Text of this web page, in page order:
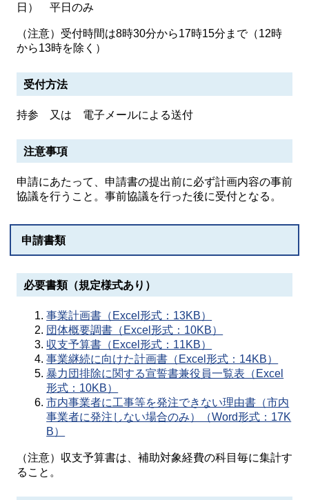
日） 平日のみ
（注意）受付時間は8時30分から17時15分まで（12時
から13時を除く）
受付方法
持参 又は 電子メールによる送付
注意事項
申請にあたって、申請書の提出前に必ず計画内容の事前
協議を行うこと。事前協議を行った後に受付となる。
申請書類
必要書類（規定様式あり）
事業計画書（Excel形式：13KB）
団体概要調書（Excel形式：10KB）
収支予算書（Excel形式：11KB）
事業継続に向けた計画書（Excel形式：14KB）
暴力団排除に関する宣誓書兼役員一覧表（Excel
形式：10KB）
市内事業者に工事等を発注できない理由書（市内
事業者に発注しない場合のみ）（Word形式：17K
B）
（注意）収支予算書は、補助対象経費の科目毎に集計す
ること。